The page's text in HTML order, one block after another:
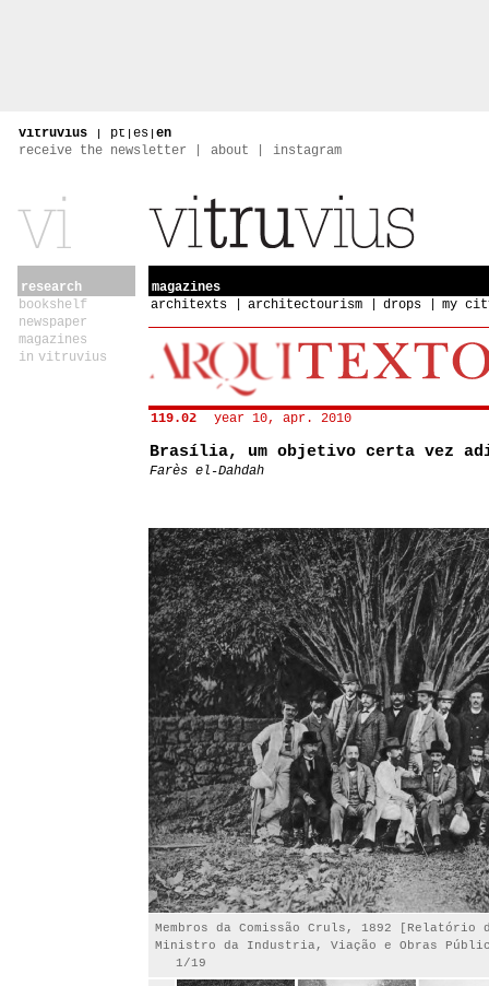
vitruvius | pt | es | en
receive the newsletter
about instagram
research
bookshelf
newspaper
magazines
in vitruvius
magazines
architexts
architectourism drops my
119.02 year 10, apr. 2010
Brasília, um objetivo certa vez
Farès el-Dahdah
Membros da Comissão Cruls, 1892 [Relatório
Ministro da Industria, Viação e Obras
1/19